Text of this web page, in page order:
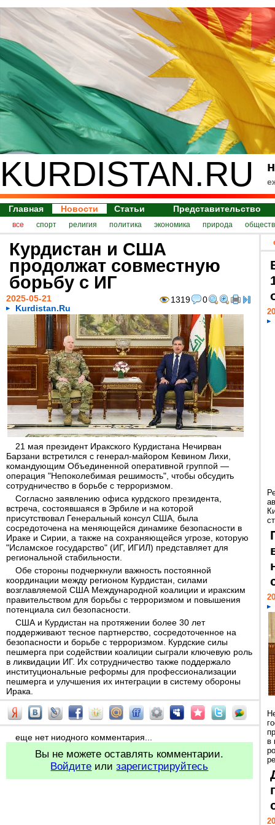
KURDISTAN.RU
Главная Новости Статьи Представительство
все спорт религия политика экономика природа
Курдистан и США
продолжат совместную
борьбу с ИГ
1319 0
2025-05-21
Kurdistan.Ru
21 мая президент Иракского Курдистана Нечирван
Барзани встретился с генерал-майором Кевином Лихи,
командующим Объединенной оперативной группой —
операция "Непоколебимая решимость", чтобы обсудить
сотрудничество в борьбе с терроризмом.
Согласно заявлению офиса курдского президента,
встреча, состоявшаяся в Эрбиле и на которой
присутствовал Генеральный консул США, была
сосредоточена на меняющейся динамике безопасности в
Ираке и Сирии, а также на сохраняющейся угрозе, которую
"Исламское государство" (ИГ, ИГИЛ) представляет для
региональной стабильности.
Обе стороны подчеркнули важность постоянной
координации между регионом Курдистан, силами
возглавляемой США Международной коалиции и иракским
правительством для борьбы с терроризмом и повышения
потенциала сил безопасности.
США и Курдистан на протяжении более 30 лет
поддерживают тесное партнерство, сосредоточенное на
безопасности и борьбе с терроризмом. Курдские силы
пешмерга при содействии коалиции сыграли ключевую роль
в ликвидации ИГ. Их сотрудничество также поддержало
институциональные реформы для профессионализации
пешмерга и улучшения их интеграции в систему обороны
Ирака.
еще нет ниодного комментария...
Вы не можете оставлять комментарии.
Войдите илизарегистрируйтесь
в